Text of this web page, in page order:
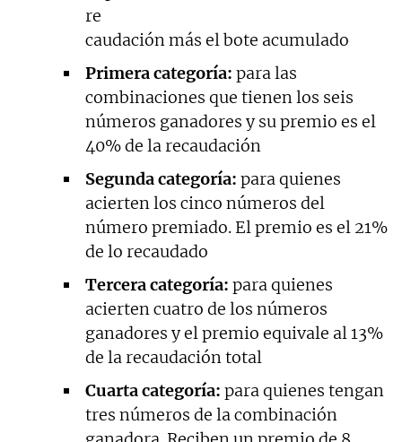
re
caudación más el bote acumulado
Primera categoría: para las
combinaciones que tienen los seis
números ganadores y su premio es el
40% de la recaudación
Segunda categoría: para quienes
acierten los cinco números del
número premiado. El premio es el 21%
de lo recaudado
Tercera categoría: para quienes
acierten cuatro de los números
ganadores y el premio equivale al 13%
de la recaudación total
Cuarta categoría: para quienes tengan
tres números de la combinación